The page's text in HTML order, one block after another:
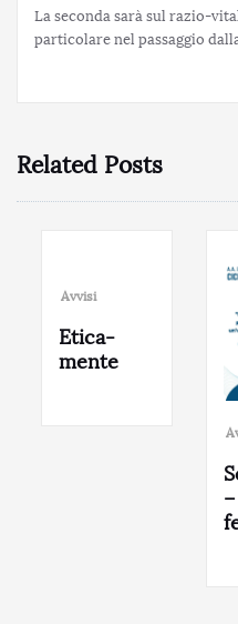
La seconda sarà sul razio-
particolare nel passaggio
Related Posts
Avvisi
Etica-
mente
–